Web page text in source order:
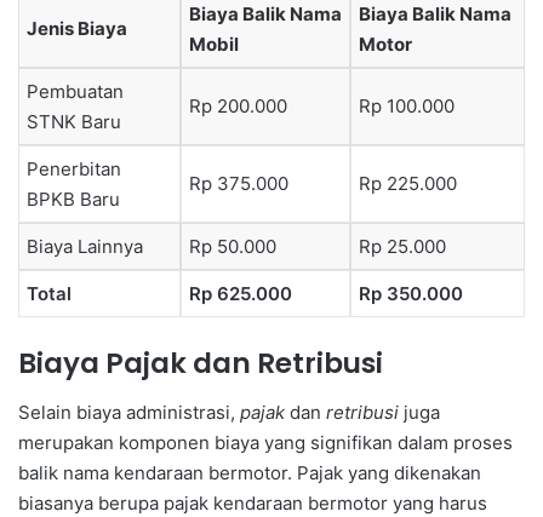
Jenis Biaya
Biaya Balik Nama
Mobil
Biaya Balik Nama
Motor
Pembuatan
STNK Baru
Rp 200.000 Rp 100.000
Penerbitan
BPKB Baru
Rp 375.000 Rp 225.000
Biaya Lainnya Rp 50.000 Rp 25.000
Total Rp 625.000 Rp 350.000
Biaya Pajak dan Retribusi
Selain biaya administrasi, pajak dan retribusi juga
merupakan komponen biaya yang signifikan dalam proses
balik nama kendaraan bermotor. Pajak yang dikenakan
biasanya berupa pajak kendaraan bermotor yang harus